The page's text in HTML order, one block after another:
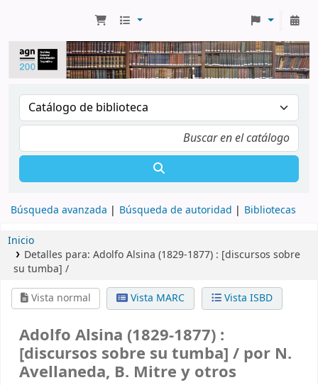
Búsqueda avanzada Búsqueda de autoridad Bibliotecas
Inicio
Detalles para: Adolfo Alsina (1829-1877) : [discursos sobre
su tumba] /
Vista normal
Vista MARC Vista ISBD
Adolfo Alsina (1829-1877) :
[discursos sobre su tumba] / por N.
Avellaneda, B. Mitre y otros